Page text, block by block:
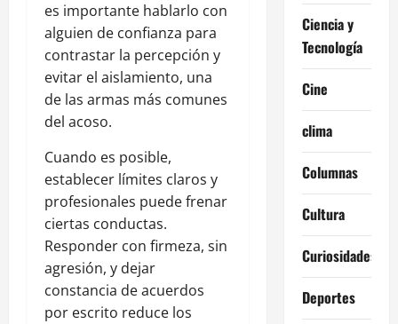
es importante hablarlo con
alguien de confianza para
contrastar la percepción y
evitar el aislamiento, una
de las armas más comunes
del acoso.
Cuando es posible,
establecer límites claros y
profesionales puede frenar
ciertas conductas.
Responder con firmeza, sin
agresión, y dejar
constancia de acuerdos
por escrito reduce los
Ciencia y
Tecnología
Cine
clima
Columnas
Cultura
Curiosidades
Deportes